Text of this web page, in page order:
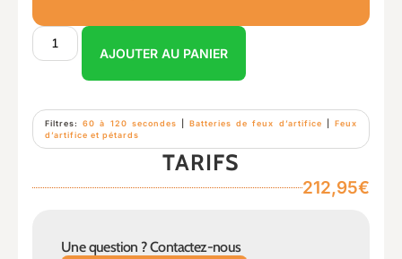
AJOUTER AU PANIER
Filtres:60 à 120 secondes |Batteries de feux d’artifice |Feux
d’artifice et pétards
TARIFS
212,95€
Une question ? Contactez-nous